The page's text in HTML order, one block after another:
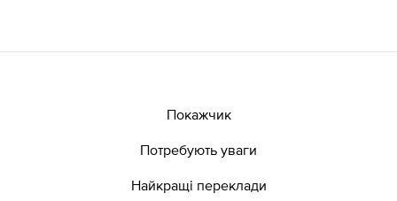
Покажчик
Потребують уваги
Найкращі переклади